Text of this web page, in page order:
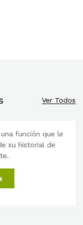
Ver Todos
función que le
su historial de